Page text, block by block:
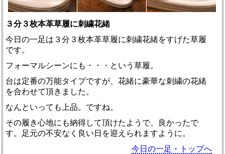
３分３枚本革草履に刺繍花緒
今日の一足は３分３枚本革草履に刺繍花緒をすげた草履
です。
フォーマルシーンにも・・・という草履。
台は定番の万能タイプですが、花緒に豪華な刺繍の花緒
を合わせて頂きました。
なんといっても上品。ですね。
その履き心地にも納得して頂けたようで、良かったで
す。足元の不安なく良い日を迎えられますように。
今日の一足・トップへ